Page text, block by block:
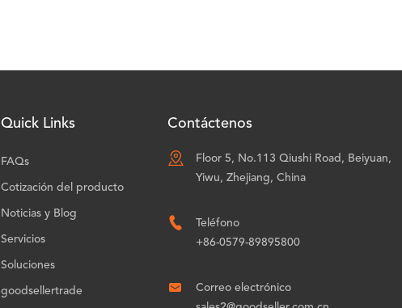
Quick Links
FAQs
Cotización del producto
Noticias y Blog
Servicios
Soluciones
goodsellertrade
Contáctenos

Floor 5, No.113 Qiushi Road, Beiyuan,
Yiwu, Zhejiang, China

Teléfono
+86-0579-89895800

Correo electrónico